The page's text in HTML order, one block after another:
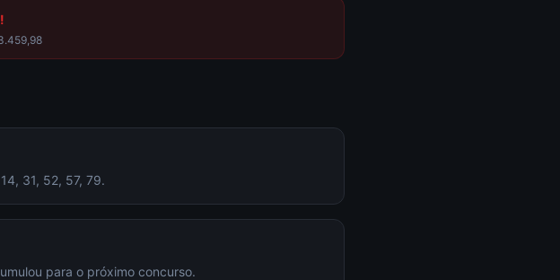
31, 52, 57, 79.
para o próximo concurso.